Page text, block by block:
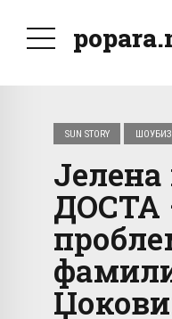
SUN STORY ШОУБИЗ
ДОСТА